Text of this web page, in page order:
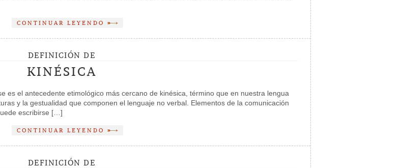
CONTINUAR LEYENDO
DEFINICIÓN DE
KINÉSICA
es el antecedente etimológico más cercano de kinésica, término que en nuestra lengua
y la gestualidad que componen el lenguaje no verbal. Elementos de la comunicación
escribirse […]
CONTINUAR LEYENDO
DEFINICIÓN DE